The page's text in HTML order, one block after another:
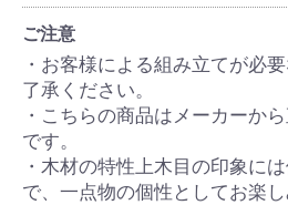
ご注意
・お客様による組み立てが必
了承ください。
・こちらの商品はメーカーか
です。
・木材の特性上木目の印象に
で、一点物の個性としてお楽